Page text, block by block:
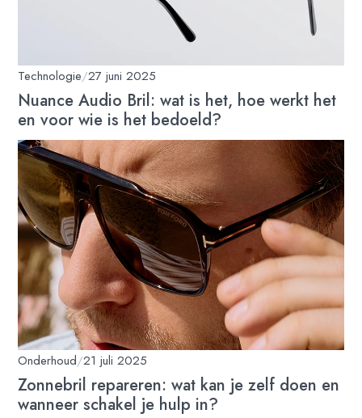
Technologie/27 juni 2025
Nuance Audio Bril: wat is het, hoe werkt het
en voor wie is het bedoeld?
Onderhoud/21 juli 2025
Zonnebril repareren: wat kan je zelf doen en
wanneer schakel je hulp in?